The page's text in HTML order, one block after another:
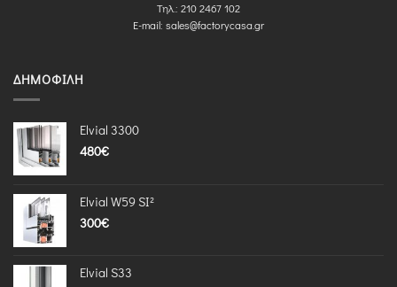
Τηλ.: 210 2467 102
E-mail: sales@factorycasa.gr
ΔΗΜΟΦΙΛΉ
Elvial 3300
480€
Elvial W59 SI²
300€
Elvial S33